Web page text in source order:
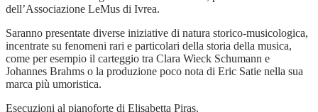
dell’Associazione LeMus di Ivrea.
Saranno presentate diverse iniziative di natura storico-musicologica,
incentrate su fenomeni rari e particolari della storia della musica,
come per esempio il carteggio tra Clara Wieck Schumann e
Johannes Brahms o la produzione poco nota di Eric Satie nella sua
marca più umoristica.
Esecuzioni al pianoforte di Elisabetta Piras.